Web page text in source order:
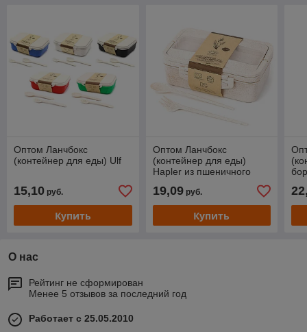
Оптом Ланчбокс
(контейнер для еды) Ulf
15,10 руб.
Купить
Оптом Ланчбокс
(контейнер для еды)
Hapler из пшеничного
19,09руб.
Купить
О нас
Рейтинг не сформирован
Менее 5 отзывов за последний год
Работает с 25.05.2010